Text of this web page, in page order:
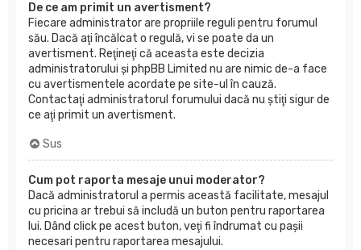
De ce am primit un avertisment?
Fiecare administrator are propriile reguli pentru forumul
său. Dacă aţi încălcat o regulă, vi se poate da un
avertisment. Reţineţi că aceasta este decizia
administratorului şi phpBB Limited nu are nimic de-a face
cu avertismentele acordate pe site-ul în cauză.
Contactaţi administratorul forumului dacă nu ştiţi sigur de
ce aţi primit un avertisment.
Sus
Cum pot raporta mesaje unui moderator?
Dacă administratorul a permis această facilitate, mesajul
cu pricina ar trebui să includă un buton pentru raportarea
lui. Dând click pe acest buton, veţi fi îndrumat cu paşii
necesari pentru raportarea mesajului.